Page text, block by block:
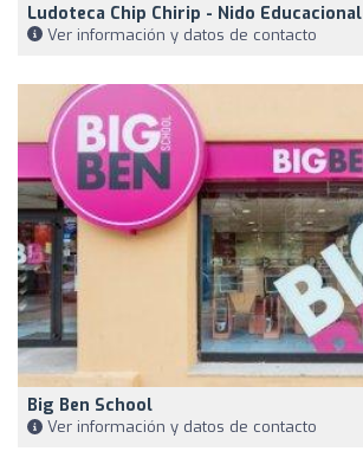
Ludoteca Chip Chirip - Nido Educacional
Ver información y datos de contacto
Big Ben School
Ver información y datos de contacto